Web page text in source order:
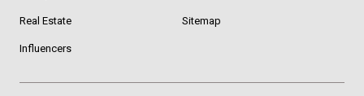
Real Estate
Influencers
Sitemap